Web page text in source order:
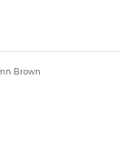
Brown